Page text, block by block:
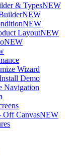
& TypesNEW
NEW
NEW
LayoutNEW
NEW
Wizard
Demo
Navigation
Off CanvasNEW